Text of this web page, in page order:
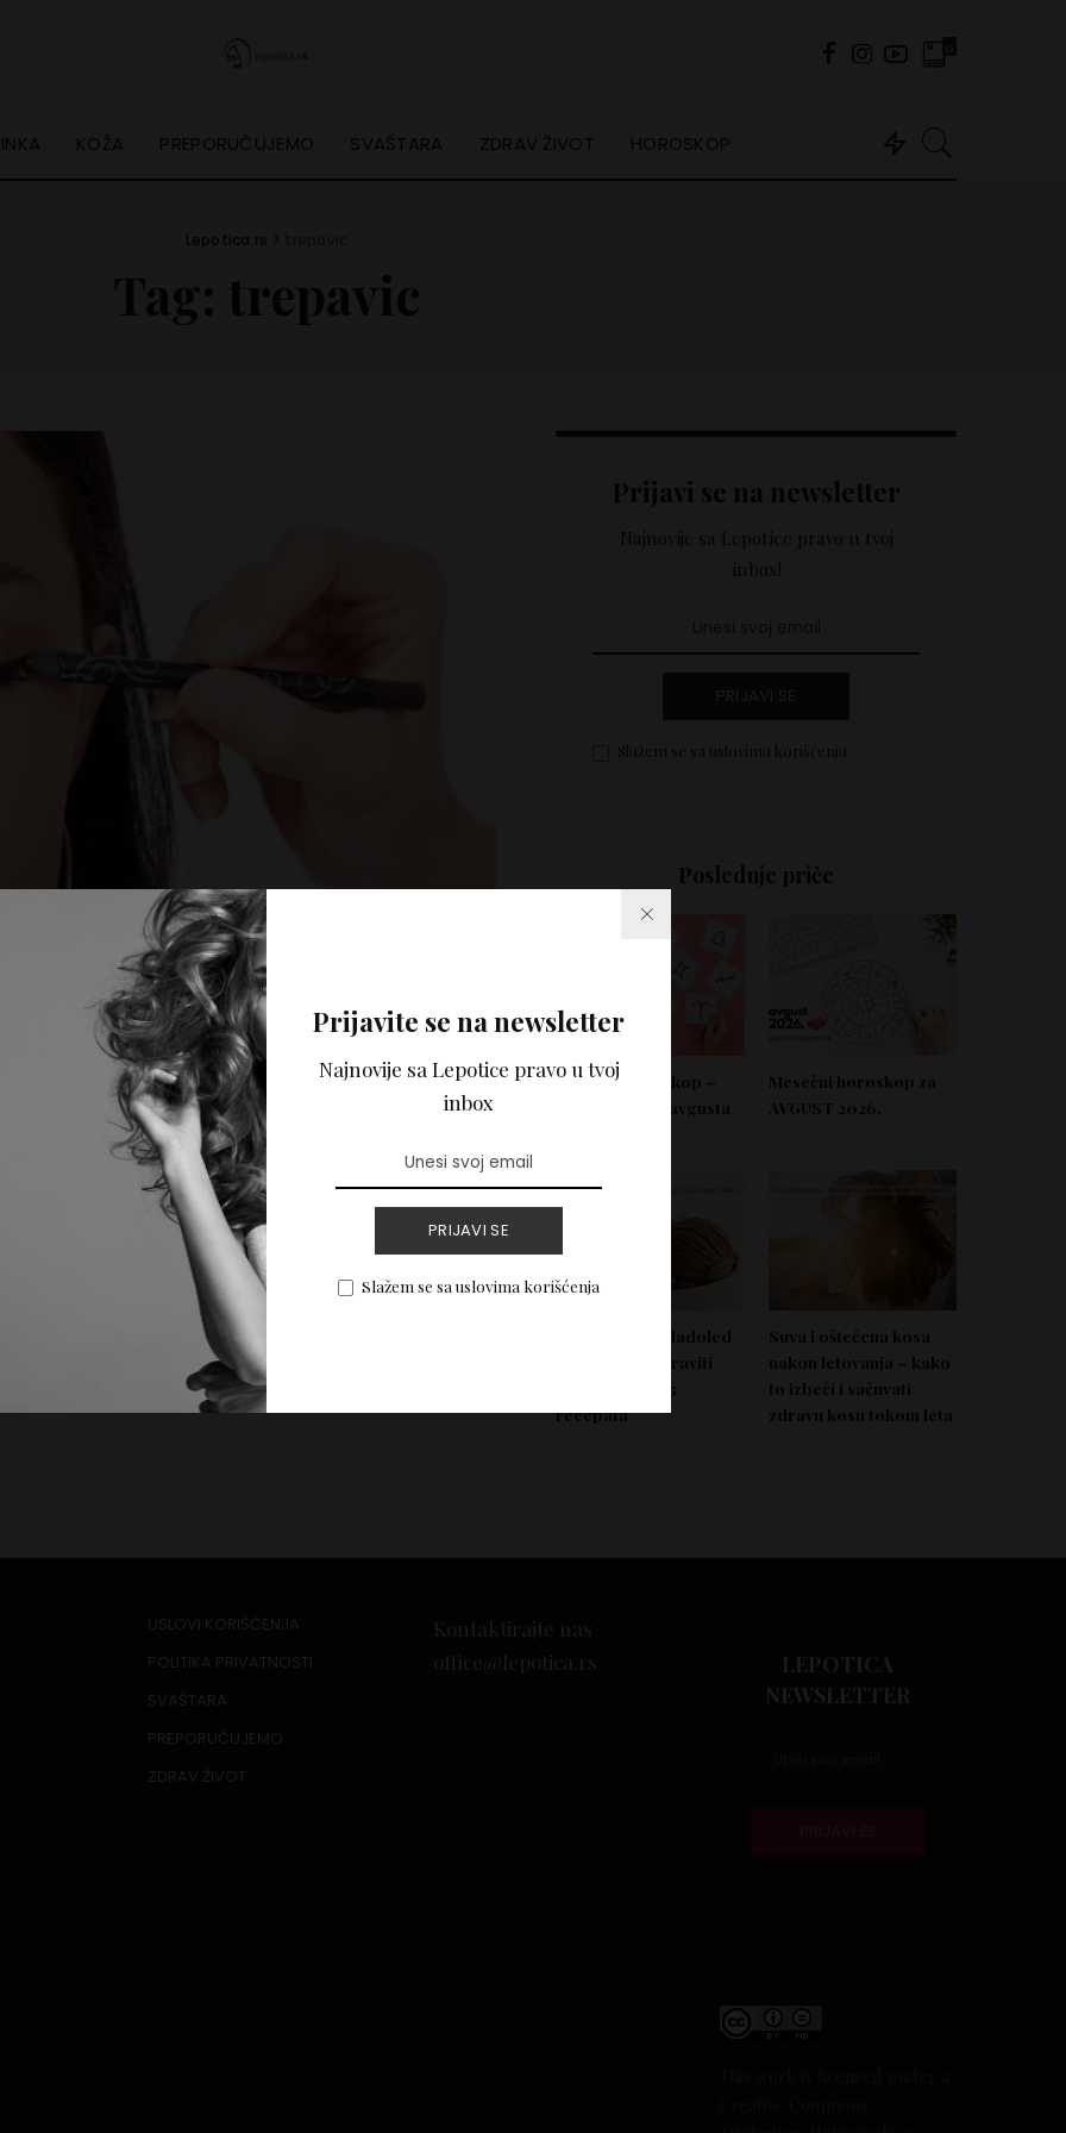
Prijavite se na newsletter
Najnovije sa Lepotice pravo u tvoj
inbox
PRIJAVI SE
Slažem se sa uslovima korišćenja
KOŽA PREPORUČUJEMO SVAŠTARA ZDRAV ŽIVOT HOROSKOP
tuš poput
PROČITAJ VIŠE
Prijavi se na newsletter
Najnovije sa Lepotice pravo u tvoj
inbox!
Slažem se sa uslovima korišćenja
Poslednje priče
Nedeljni horoskop –
Od 03. do 09. avgusta
Mesečni horoskop za
AVGUST 2026.
Domać zdrav sladoled
koji možeš napraviti
bez aparata – 5
recepata
Suva i oštećena kosa
nakon letovanja – kako
to izbeći i sačuvati
zdravu kosu tokom leta
USLOVI KORIŠĆENJA
POLITIKA PRIVATNOSTI
SVAŠTARA
PREPORUČUJEMO
ZDRAV ŽIVOT
Kontaktirajte nas
office@lepotica.rs
LEPOTICA
NEWSLETTER